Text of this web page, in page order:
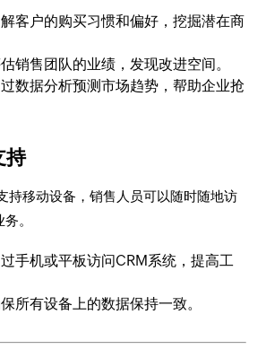
客户的购买习惯和偏好，挖掘潜在商
销售团队的业绩，发现改进空间。
过数据分析预测市场趋势，帮助企业抢
持
持移动设备，销售人员可以随时随地访
。
过手机或平板访问CRM系统，提高工
保所有设备上的数据保持一致。